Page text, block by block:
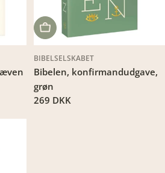
LÆG I KURV
BIBELSELSKABET
Bibelen, konfirmandudgave,
grøn
Translation
269 DKK